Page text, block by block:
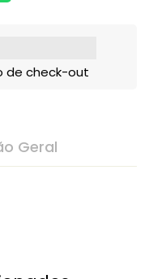
de check-out
Geral